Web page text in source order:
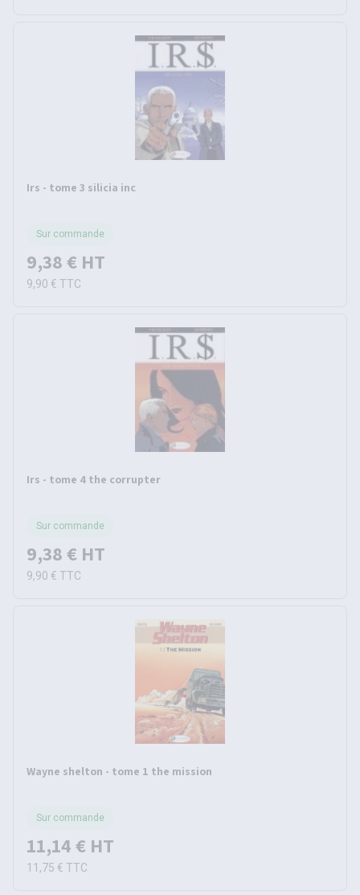
Irs - tome 3 silicia inc
Sur commande
9,38 € HT
9,90 € TTC
Irs - tome 4 the corrupter
Sur commande
9,38 € HT
9,90 € TTC
Wayne shelton - tome 1 the mission
Sur commande
11,14 € HT
11,75 € TTC